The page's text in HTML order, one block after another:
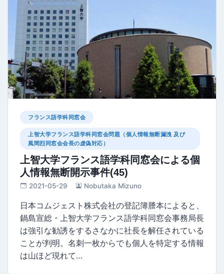
フランス語学科同窓会
上智大学フランス語学科同窓会問題（個人情報無断漏洩 及び
風間烈同窓会会長の虚偽対応）
上智大学フランス語学科同窓会による個
人情報無断開示事件(45)
2021-05-29 Nobutaka Mizuno
日本コムジェスト株式会社の登記簿謄本によると、
鍋島宣総・上智大学フランス語学科同窓会事務局長
は強引な勧誘をするさなかに社長を解任されている
ことが判明。名刺一枚からでも個人を特定する情報
は山ほど現れて…